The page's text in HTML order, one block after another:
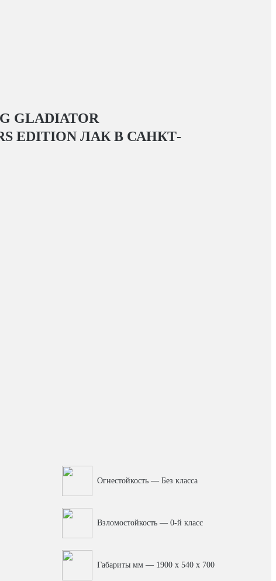
GLADIATOR
EDITION ЛАК В САНКТ-
Огнестойкость — Без класса
Взломостойкость — 0-й класс
Габариты мм — 1900 x 540 x 700